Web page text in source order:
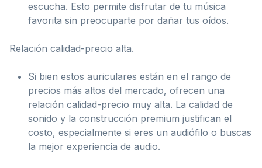
escucha. Esto permite disfrutar de tu música
favorita sin preocuparte por dañar tus oídos.
Relación calidad-precio alta.
Si bien estos auriculares están en el rango de
precios más altos del mercado, ofrecen una
relación calidad-precio muy alta. La calidad de
sonido y la construcción premium justifican el
costo, especialmente si eres un audiófilo o buscas
la mejor experiencia de audio.